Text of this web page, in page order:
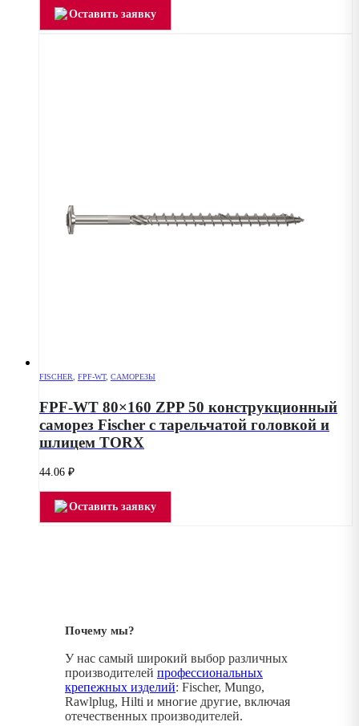
Оставить заявку
FISCHER, FPF-WT, САМОРЕЗЫ
FPF-WT 80×160 ZPP 50 конструкционный
саморез Fischer с тарельчатой головкой и
шлицем TORX
44.06 ₽
Оставить заявку
Почему мы?
У нас самый широкий выбор различных
производителей профессиональных
крепежных изделий: Fischer, Mungo,
Rawlplug, Hilti и многие другие, включая
отечественных производителей.